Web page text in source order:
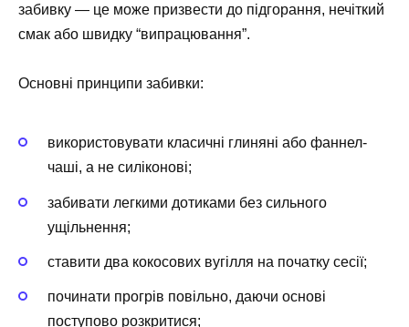
забивку — це може призвести до підгорання, нечіткий
смак або швидку “випрацювання”.
Основні принципи забивки:
використовувати класичні глиняні або фаннел-
чаші, а не силіконові;
забивати легкими дотиками без сильного
ущільнення;
ставити два кокосових вугілля на початку сесії;
починати прогрів повільно, даючи основі
поступово розкритися;